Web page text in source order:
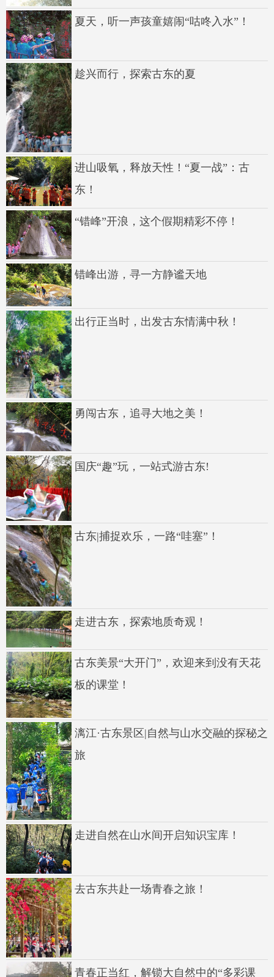
夏天，听一声孩童嬉闹“咕咚入水”！
趁兴而行，探索古东的夏
进山吸氧，释放天性！“夏一战”：古
东！
“错峰”开浪，这个假期精彩不停！
错峰出游，寻一方静谧天地
出行正当时，出发古东情满中秋！
勇闯古东，追寻大地之美！
国庆“趣”玩，一站式游古东!
古东|捕捉欢乐，一路“哇塞”！
走进古东，探索地质奇观！
古东美景“大开门”，欢迎来到没有天花
板的课堂！
漓江·古东景区|自然与山水交融的探秘之
旅
走进自然在山水间开启知识宝库！
去古东共赴一场青春之旅！
青春正当红，解锁大自然中的“多彩课